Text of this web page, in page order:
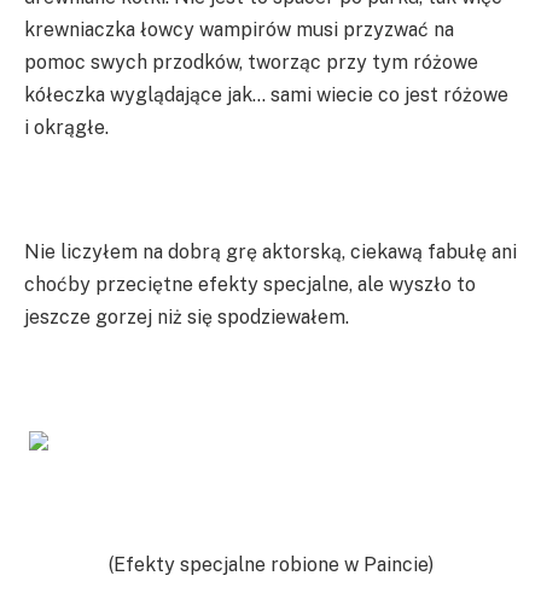
krewniaczka łowcy wampirów musi przyzwać na
pomoc swych przodków, tworząc przy tym różowe
kółeczka wyglądające jak… sami wiecie co jest różowe
i okrągłe.
Nie liczyłem na dobrą grę aktorską, ciekawą fabułę ani
choćby przeciętne efekty specjalne, ale wyszło to
jeszcze gorzej niż się spodziewałem.
(Efekty specjalne robione w Paincie)